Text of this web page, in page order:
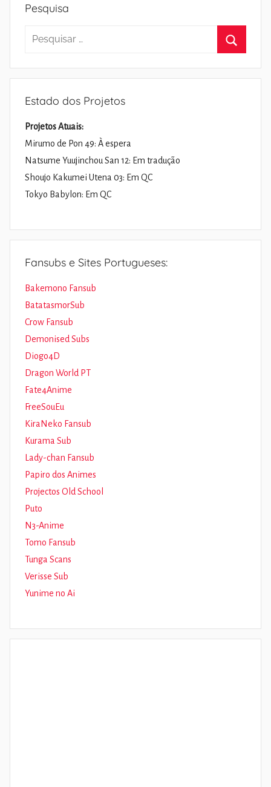
Pesquisa
Pesquisar
Estado dos Projetos
Projetos Atuais:
Mirumo de Pon 49: À espera
Natsume Yuujinchou San 12: Em tradução
Shoujo Kakumei Utena 03: Em QC
Tokyo Babylon: Em QC
Fansubs e Sites Portugueses:
Bakemono Fansub
BatatasmorSub
Crow Fansub
Demonised Subs
Diogo4D
Dragon World PT
Fate4Anime
FreeSouEu
KiraNeko Fansub
Kurama Sub
Lady-chan Fansub
Papiro dos Animes
Projectos Old School
Puto
N3-Anime
Tomo Fansub
Tunga Scans
Verisse Sub
Yunime no Ai